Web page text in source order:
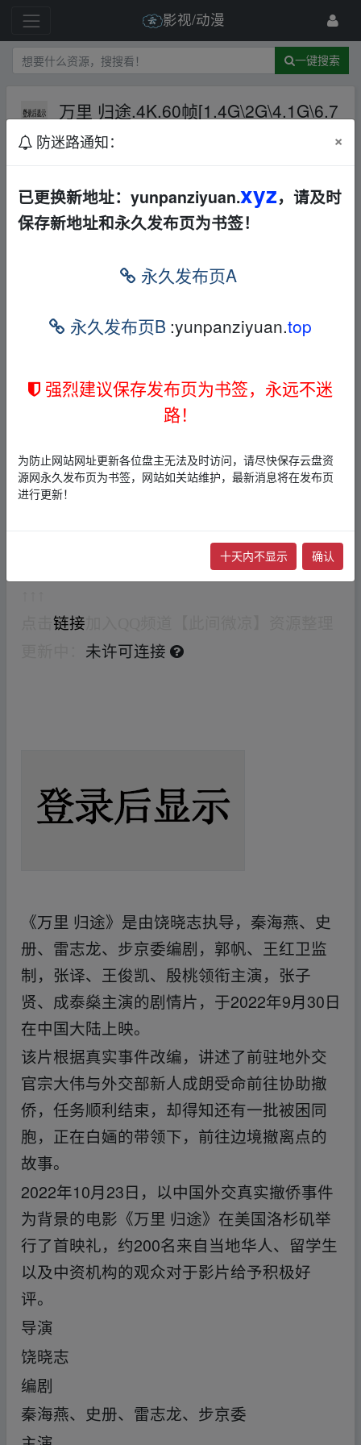
影视/动漫
一键搜索
万里 归途.4K.60帧[1.4G\2G\4.1G\6.7
G\14.5G] 多版本【张译 \殷桃 \王俊凯
\李雪健 \吴京】万里 归途万里 归途万
45 级 此间微凉 2022-12-16
本帖含有隐藏内容，请您
回复 后查看
最新资源文档
影视动漫综艺纪录片等几百T资源更新中
↓↓↓
效就打开下面这个，失效随时更新
链接
未许可连接
▁fr om w▁ww.y_un▪pan zi▪
《万里 归途》是由饶晓志执导，秦海燕、史
册、雷志龙、步京委编剧，郭帆、王红卫监
制，张译、王俊凯、殷桃领衔主演，张子
贤、成泰燊主演的剧情片，于2022年9月30日
在中国大陆上映。
该片根据真实事件改编，讲述了前驻地外交
官宗大伟与外交部新人成朗受命前往协助撤
侨，任务顺利结束，却得知还有一批被困同
胞，正在白婳的带领下，前往边境撤离点的
故事。
2022年10月23日，以中国外交真实撤侨事件
为背景的电影《万里 归途》在美国洛杉矶举
行了首映礼，约200名来自当地华人、留学生
以及中资机构的观众对于影片给予积极好
评。
导演
饶晓志
编剧
秦海燕、史册、雷志龙、步京委
防迷路通知： ×
已更换新地址：yunpanziyuan.xyz，请及时
保存新地址和永久发布页为书签！
永久发布页A
永久发布页B :yunpanziyuan.top
强烈建议保存发布页为书签，永远不迷
路！
为防止网站网址更新各位盘主无法及时访问，请尽快保存云盘资
源网永久发布页为书签，网站如关站维护，最新消息将在发布页
进行更新！
十天内不显示 确认